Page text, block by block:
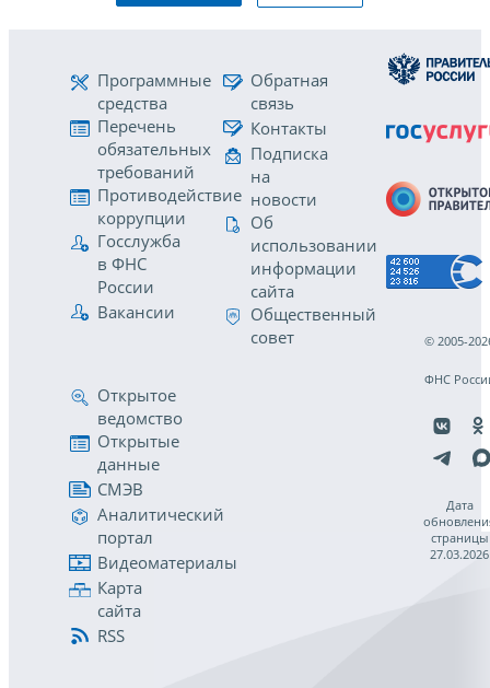
Программные
средства
Перечень
обязательных
требований
Противодействие
коррупции
Госслужба
в ФНС
России
Вакансии
Обратная
связь
Контакты
Подписка
на
новости
Об
использовании
информации
сайта
Общественный
совет
Открытое
ведомство
Открытые
данные
СМЭВ
Аналитический
портал
Видеоматериалы
Карта
сайта
RSS
© 2005-
ФНС
Дата
страницы
27.03.2026